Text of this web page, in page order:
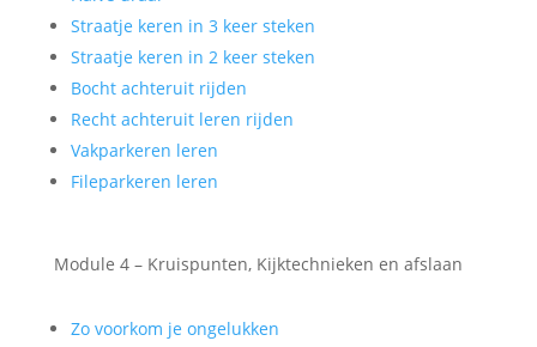
Straatje keren in 3 keer steken
Straatje keren in 2 keer steken
Bocht achteruit rijden
Recht achteruit leren rijden
Vakparkeren leren
Fileparkeren leren
Module 4 – Kruispunten, Kijktechnieken en afslaan
Zo voorkom je ongelukken